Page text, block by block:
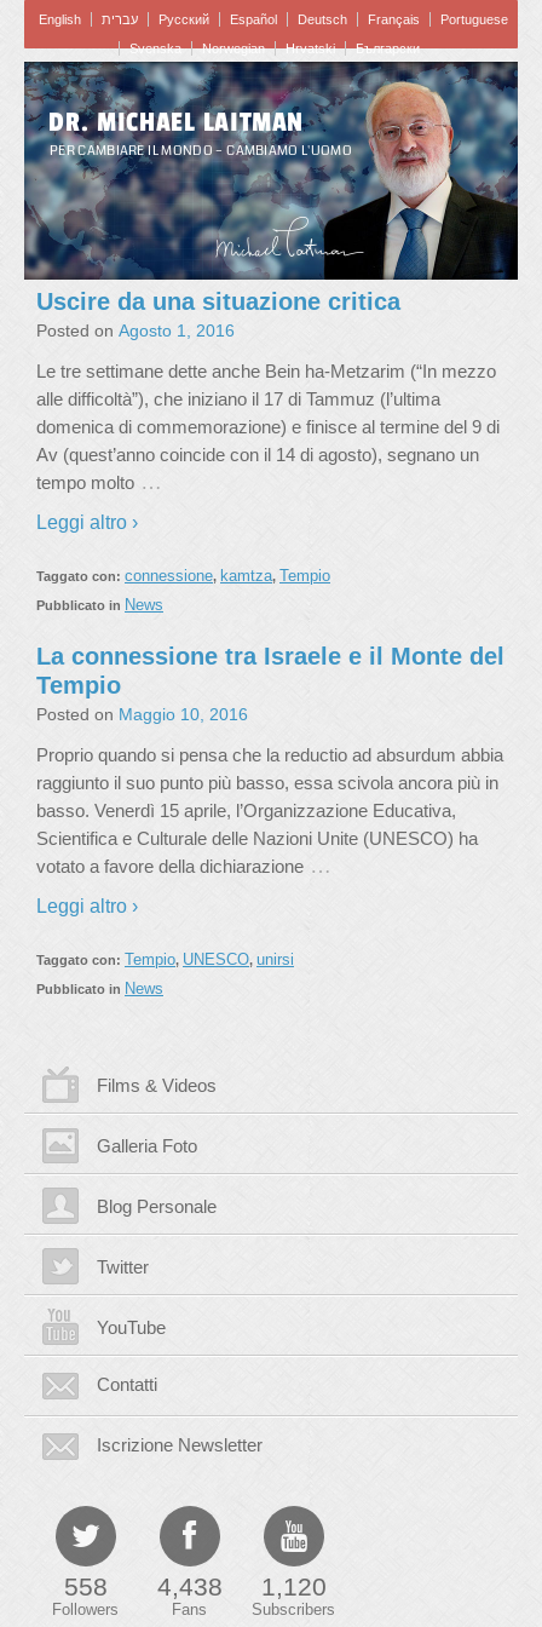
English עברית Pусский Español Deutsch Français
Portuguese
Svenska
Norwegian Hrvatski Български
DR. MICHAEL LAITMAN
PER CAMBIARE IL MONDO – CAMBIAMO L'UOMO
Uscire da una situazione critica
Posted on Agosto 1, 2016
Le tre settimane dette anche Bein ha-Metzarim (“In mezzo
alle difficoltà”), che iniziano il 17 di Tammuz (l’ultima
domenica di commemorazione) e finisce al termine del 9 di
Av (quest’anno coincide con il 14 di agosto), segnano un
tempo molto …
Leggi altro ›
Taggato con: connessione, kamtza, Tempio
Pubblicato in News
La connessione tra Israele e il Monte del
Tempio
Posted on Maggio 10, 2016
Proprio quando si pensa che la reductio ad absurdum abbia
raggiunto il suo punto più basso, essa scivola ancora più in
basso. Venerdì 15 aprile, l’Organizzazione Educativa,
Scientifica e Culturale delle Nazioni Unite (UNESCO) ha
votato a favore della dichiarazione …
Leggi altro ›
Taggato con: Tempio, UNESCO, unirsi
Pubblicato in News
Films & Videos
Galleria Foto
Blog Personale
Twitter
YouTube
Contatti
Iscrizione Newsletter
558
Followers
4,438
Fans
1,120
Subscribers